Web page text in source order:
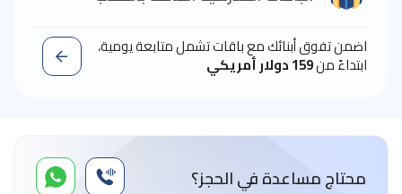
اضمن تفوق أبنائك مع باقات تشمل متابعة يومية،
ابتداءً من159 دولار أمريكي
محتاج مساعدة في الحجز؟